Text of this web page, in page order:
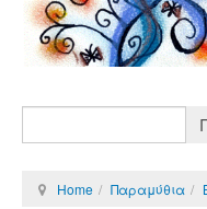
Home Παραμύθια